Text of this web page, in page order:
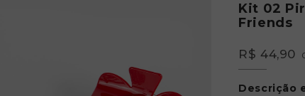
Kit 02
Friends
R$ 44,90
Descrição